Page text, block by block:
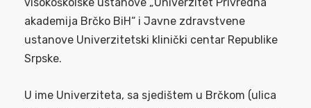
akademija Brčko BiH“ i Javne zdravstvene
ustanove Univerzitetski klinički centar Republike
Srpske.
U ime Univerziteta, sa sjedištem u Brčkom (ulica